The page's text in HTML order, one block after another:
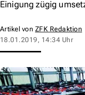
Einigung zügig
Artikel von ZFK Redaktion
18.01.2019, 14:34 Uhr